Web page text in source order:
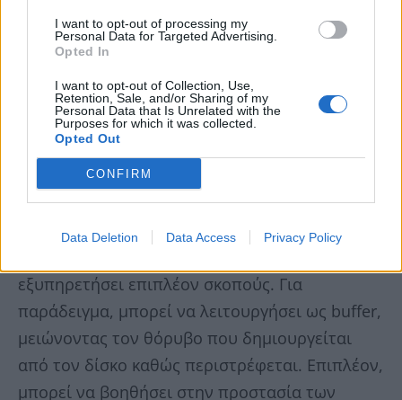
I want to opt-out of processing my
Personal Data for Targeted Advertising.
Opted In
I want to opt-out of Collection, Use,
Retention, Sale, and/or Sharing of my
Personal Data that Is Unrelated with the
Purposes for which it was collected.
Opted Out
CONFIRM
Data Deletion Data Access Privacy Policy
Εκτός από την κύρια λειτουργία του στο να
βοηθάει στην περιστροφή του δίσκου, η βάση
στήριξης περιστρεφόμενου δακτυλίου του
εξυπηρετήσει επιπλέον σκοπούς. Για
παράδειγμα, μπορεί να λειτουργήσει ως buffer,
μειώνοντας τον θόρυβο που δημιουργείται
από τον δίσκο καθώς περιστρέφεται. Επιπλέον,
μπορεί να βοηθήσει στην προστασία των